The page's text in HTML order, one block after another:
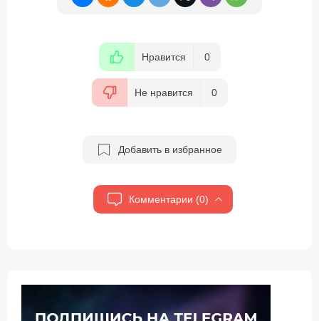
Нравится 0
Не нравится 0
Добавить в избранное
Комментарии (0)